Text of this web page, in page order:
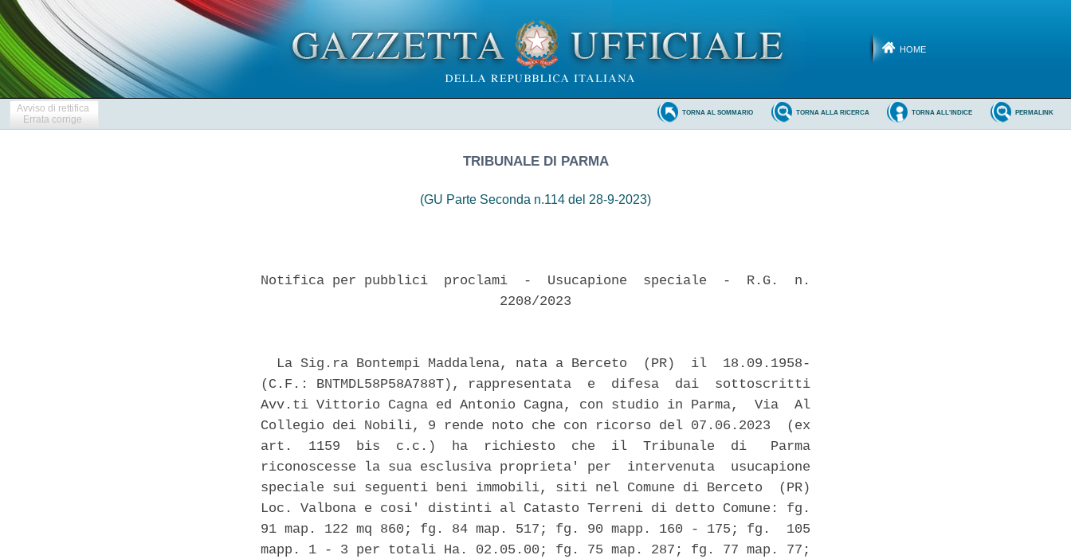
HOME
Avviso di rettifica
Errata corrige
PERMALINK
TORNA ALL'INDICE
TORNA ALLA RICERCA
TORNA AL SOMMARIO
TRIBUNALE DI PARMA
(GU Parte Seconda n.114 del 28-9-2023)
Notifica per pubblici  proclami  -  Usucapione  speciale  -  R.G.  n.
                              2208/2023
  La Sig.ra Bontempi Maddalena, nata a Berceto  (PR)  il  18.09.1958-
(C.F.: BNTMDL58P58A788T), rappresentata  e  difesa  dai  sottoscritti
Avv.ti Vittorio Cagna ed Antonio Cagna, con studio in Parma,  Via  Al
Collegio dei Nobili, 9 rende noto che con ricorso del 07.06.2023  (ex
art.  1159  bis  c.c.)  ha  richiesto  che  il  Tribunale  di   Parma
riconoscesse la sua esclusiva proprieta' per  intervenuta  usucapione
speciale sui seguenti beni immobili, siti nel Comune di Berceto  (PR)
Loc. Valbona e cosi' distinti al Catasto Terreni di detto Comune: fg.
91 map. 122 mq 860; fg. 84 map. 517; fg. 90 mapp. 160 - 175; fg.  105
mapp. 1 - 3 per totali Ha. 02.05.00; fg. 75 map. 287; fg. 77 map. 77;